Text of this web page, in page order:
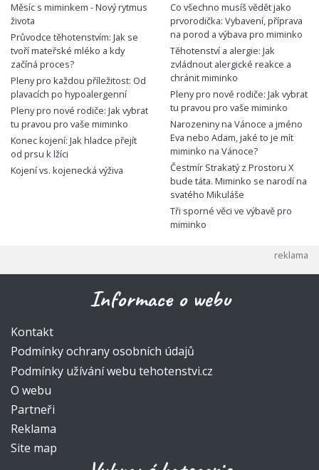
Měsíc s miminkem - Nový rytmus
života
Průvodce těhotenstvím: Jak se
tvoří mateřské mléko a kdy
začíná proces?
Pleny pro každou příležitost: Od
plavacích po hypoalergenní
Pleny pro nové rodiče: Jak vybrat
tu pravou pro vaše miminko
Konec kojení: Jak hladce přejít
od prsu k lžíci
Kojení vs. kojenecká výživa
Co všechno musíš vědět jako
prvorodička: Vybavení, příprava
na porod a výbava pro miminko
Těhotenství a alergie: Jak
zvládnout alergické reakce a
chránit miminko
Pleny pro nové rodiče: Jak vybrat
tu pravou pro vaše miminko
Narozeniny na Vánoce a jméno
Eva nebo Adam, jaké to je mít
miminko na Vánoce?
Čestmír Strakatý z Prostoru X
bude táta. Miminko se narodí na
svatého Mikuláše
Tři sporné věci ve výbavě pro
miminko
Informace o webu
Kontakt
Podmínky ochrany osobních údajů
Podmínky užívání webu tehotenstvi.cz
O webu
Partneři
Reklama
Site map